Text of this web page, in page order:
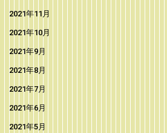
2021年11月
2021年10月
2021年9月
2021年8月
2021年7月
2021年6月
2021年5月